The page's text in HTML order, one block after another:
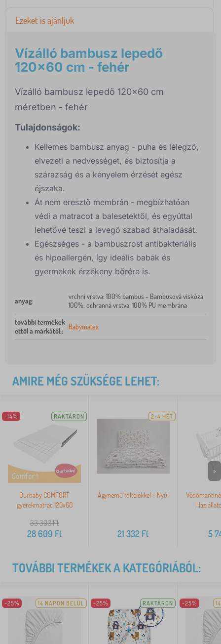
Ezeket is ajánljuk
Vízálló bambusz lepedő
120x60 cm - fehér
Vízálló bambusz lepedő 120x60 cm
méretben - fehér
Tulajdonságok:
Kellemes bambusz anyag - puha és lélegző,
elvezeti a nedvességet, és biztosítja a
szárazság és a kényelem érzését egész
éjszaka.
Át nem eresztő membrán - megbízhatóan
védi a matracot a balesetektől, és egyúttal
lehetővé teszi a levegő szabad áthaladását.
Egészséges - a bambuszrost antibakteriális
és hipoallergén, így ideális babák és
gyermekek érzékeny bőrére is.
anyag:
vrchní vrstva: 100% bambus - Bambusová viskóza
100%; ochranná vrstva: 100% PU membrána
további termékek
ettől a márkától::
Babymatex
AMIRE MÉG SZÜKSÉGE LEHET:
-14% RAKTÁRON
Ourbaby COMFORT
gyerekmatrac 120x60
33 390Ft
28 609 Ft
2-4 HÉT
Ágynemű töltelékkel - Nyúl
21 332 Ft 5
>
TOVÁBBI TERMÉKEK A KATEGÓRIÁBÓL:
-25% 14 NAPON BELÜL -25% RAKTÁRON -25%